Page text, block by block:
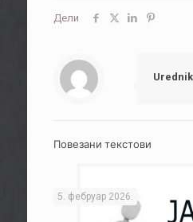
Дели
Urednik
Повезани текстови
5. фебруар 2026.